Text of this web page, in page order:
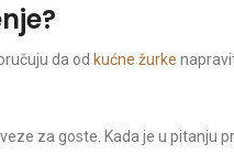
da od kućne žurke
za goste. Kada je u pitanju